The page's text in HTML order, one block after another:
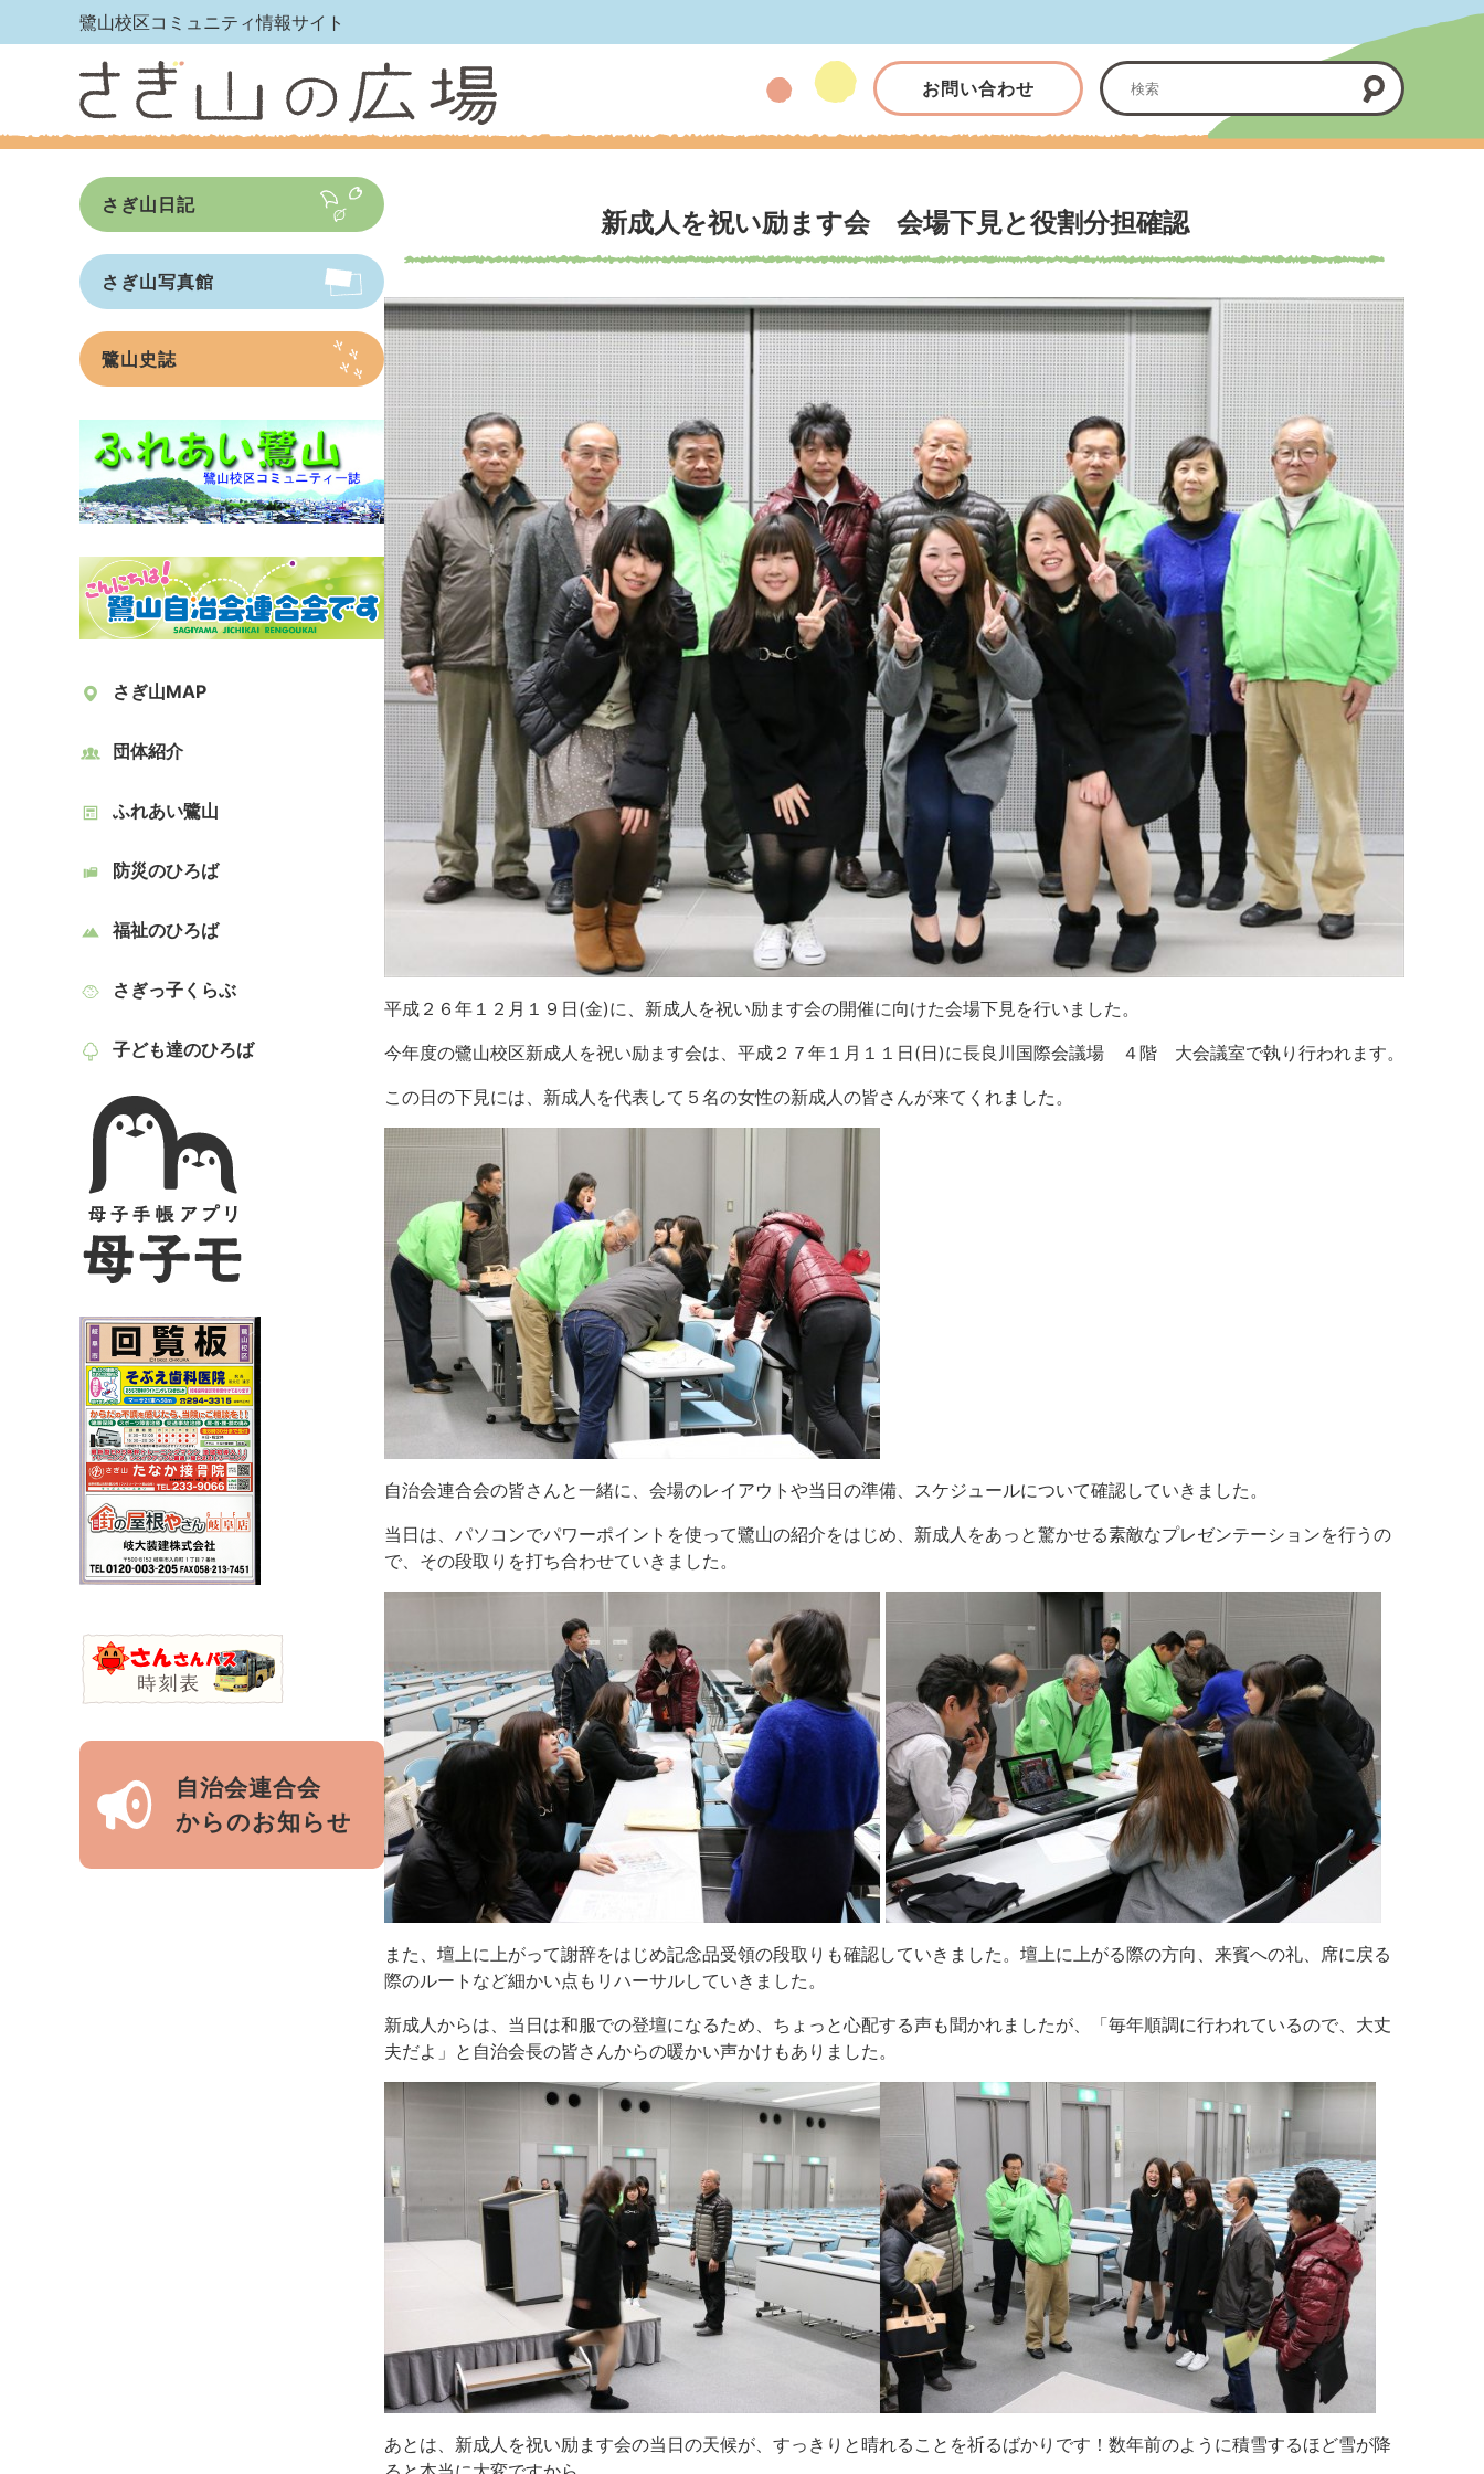
鷺山校区コミュニティ情報サイト
お問い合わせ
新成人を祝い励ます会 会場下見と役割分担確認
平成２６年１２月１９日(金)に、新成人を祝い励ます会の開催に向けた会場下見を行いました。
今年度の鷺山校区新成人を祝い励ます会は、平成２７年１月１１日(日)に長良川国際会議場 ４階 大会議室で執り行われます。
この日の下見には、新成人を代表して５名の女性の新成人の皆さんが来てくれました。
自治会連合会の皆さんと一緒に、会場のレイアウトや当日の準備、スケジュールについて確認していきました。
当日は、パソコンでパワーポイントを使って鷺山の紹介をはじめ、新成人をあっと驚かせる素敵なプレゼンテーションを行うの
で、その段取りを打ち合わせていきました。
また、壇上に上がって謝辞をはじめ記念品受領の段取りも確認していきました。壇上に上がる際の方向、来賓への礼、席に戻る
際のルートなど細かい点もリハーサルしていきました。
新成人からは、当日は和服での登壇になるため、ちょっと心配する声も聞かれましたが、「毎年順調に行われているので、大丈
夫だよ」と自治会長の皆さんからの暖かい声かけもありました。
あとは、新成人を祝い励ます会の当日の天候が、すっきりと晴れることを祈るばかりです！数年前のように積雪するほど雪が降
さぎ山日記
さぎ山写真館
鷺山史誌
さぎ山MAP
団体紹介
ふれあい鷺山
防災のひろば
福祉のひろば
さぎっ子くらぶ
子ども達のひろば
自治会連合会
からのお知らせ